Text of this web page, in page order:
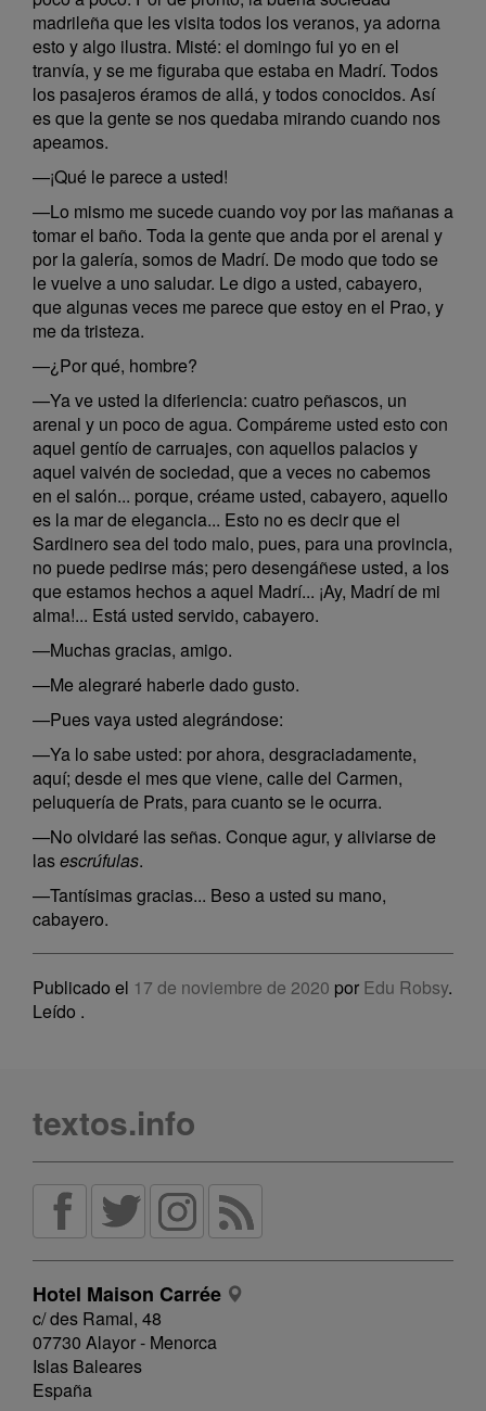
madrileña que les visita todos los veranos, ya adorna
esto y algo ilustra. Misté: el domingo fui yo en el
tranvía, y se me figuraba que estaba en Madrí. Todos
los pasajeros éramos de allá, y todos conocidos. Así
es que la gente se nos quedaba mirando cuando nos
apeamos.
—¡Qué le parece a usted!
—Lo mismo me sucede cuando voy por las mañanas a
tomar el baño. Toda la gente que anda por el arenal y
por la galería, somos de Madrí. De modo que todo se
le vuelve a uno saludar. Le digo a usted, cabayero,
que algunas veces me parece que estoy en el Prao, y
me da tristeza.
—¿Por qué, hombre?
—Ya ve usted la diferiencia: cuatro peñascos, un
arenal y un poco de agua. Compáreme usted esto con
aquel gentío de carruajes, con aquellos palacios y
aquel vaivén de sociedad, que a veces no cabemos
en el salón... porque, créame usted, cabayero, aquello
es la mar de elegancia... Esto no es decir que el
Sardinero sea del todo malo, pues, para una provincia,
no puede pedirse más; pero desengáñese usted, a los
que estamos hechos a aquel Madrí... ¡Ay, Madrí de mi
alma!... Está usted servido, cabayero.
—Muchas gracias, amigo.
—Me alegraré haberle dado gusto.
—Pues vaya usted alegrándose:
—Ya lo sabe usted: por ahora, desgraciadamente,
aquí; desde el mes que viene, calle del Carmen,
peluquería de Prats, para cuanto se le ocurra.
—No olvidaré las señas. Conque agur, y aliviarse de
lasescrúfulas.
—Tantísimas gracias... Beso a usted su mano,
cabayero.
Publicado el 17 de noviembre de 2020 por Edu Robsy.
Leído .
textos.info
Hotel Maison Carrée
c/ des Ramal, 48
07730 Alayor - Menorca
Islas Baleares
España